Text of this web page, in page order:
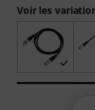
Voir les